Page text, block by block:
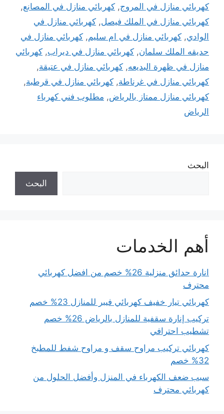
كهربائي منازل في المروج, كهربائي منازل في المصانع,
كهربائي منازل في الملك فيصل, كهربائي منازل في
الوادي, كهربائي منازل في ام سليم, كهربائي منازل في
حديقه الملك سلمان, كهربائي منازل في ديراب, كهربائي
منازل في ظهرة البديعه, كهربائي منازل في عتيقة,
كهربائي منازل في غرناطة, كهربائي منازل في قرطبة,
كهربائي منازل ممتاز بالرياض, مطلوب فني كهرباء
الرياض
البحث
البحث
أهم الخدمات
انارة حدائق منزلية 26% خصم من افضل كهربائي
محترف
كهربائي تيار خفيف كهربائي فيبر للمنازل 23% خصم
تركيب إنارة سقفية للمنازل بالرياض 26% خصم
تشطيب احترافي
كهربائي تركيب مراوح سقف و مراوح شفط للمطبخ
32% خصم
سبب ضعف الكهرباء في المنزل وأفضل الحلول من
كهربائي محترف